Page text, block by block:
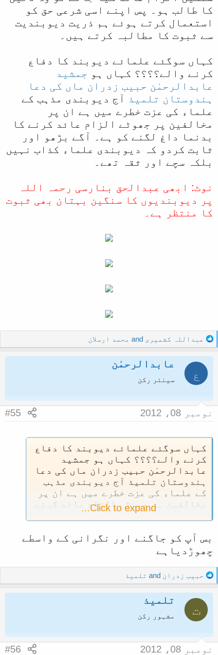
کا طالب ہو۔ پس اپنے اسی شرعی حق کو
استعمال کرتے ہوئے ہم ذریت دیوبندیت
سے ثبوت کا مطالبہ کرتے ہیں۔
کہاں سوگئے علمائے دیوبند کا دفاع
کرنے والے؟؟؟؟ کہاں ہو جمشید
عابدالرحمٰن حبیب زدران ماں کی دعا
ہندوستان تلمیذ آج دیوبندی مذہب کے
علماء کی عزت خطرے میں ہے ان پر
مخالفین پر جھوٹے الزام عائد کرنے کا
بدنما داغ لگنے کو ہے۔ آگے بڑھو اور
ثابت کردو کہ دیوبندی علماء کذاب نہیں
بلکہ سچے اور ثقہ تھے۔
نوٹ: ابھی عبدالحق بنارسی رحمہ اللہ
پر دیوبندیوں کا سنگین بہتان بھی ثبوت
کا منتظر ہے۔
R
e
a
o
s
عبداللہ کشمیری محمد ارسلان
ع
عابدالرحمٰن
سینئر رکن
نومبر 08، 2012 #55
کہاں سوگئے علمائے دیوبند کا دفاع
کرنے والے؟؟؟؟ کہاں ہو جمشید
عابدالرحمٰن حبیب زدران ماں کی دعا
ہندوستان تلمیذ آج دیوبندی مذہب
کے علماء کی عزت خطرے میں ہے ان پر
مخالفین پر جھوٹے الزام عائد کرنے
کا بدنما داغ لگنے کو ہے۔ آگے بڑھو
کذاب نہیں بلکہ سچے اور ثقہ تھے۔
Click to expand...
بس آپ کو جاگنے اور نگرانی کے واسطے
چھوڑدیاہے
R
e
a
o
حبیب زدران تلمیذ
ت
تلمیذ
مشہور رکن
نومبر 08، 2012 #56